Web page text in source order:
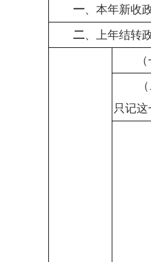
一、本年新收
二、上年结转
只记